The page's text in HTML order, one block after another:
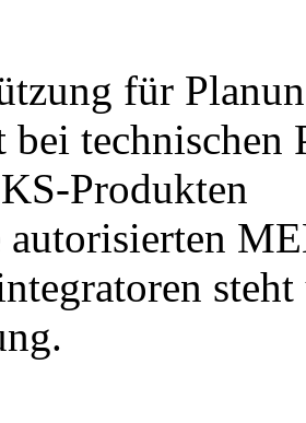
für
bei technischen
Produkten
autorisierten